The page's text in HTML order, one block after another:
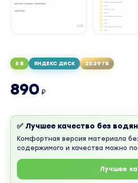
5 Б ЯНДЕКС ДИСК 23.29 ГБ
890 ₽
✅ Лучшее качество без
Комфортная версия материала
содержимого и качества можно
Лучшее